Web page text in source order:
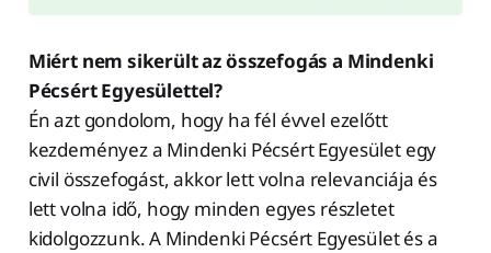
Miért nem sikerült az összefogás a Mindenki
Pécsért Egyesülettel?
Én azt gondolom, hogy ha fél évvel ezelőtt
kezdeményez a Mindenki Pécsért Egyesület egy
civil összefogást, akkor lett volna relevanciája és
lett volna idő, hogy minden egyes részletet
kidolgozzunk. A Mindenki Pécsért Egyesület és a